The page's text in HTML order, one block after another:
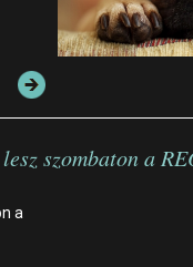
szombaton a
a